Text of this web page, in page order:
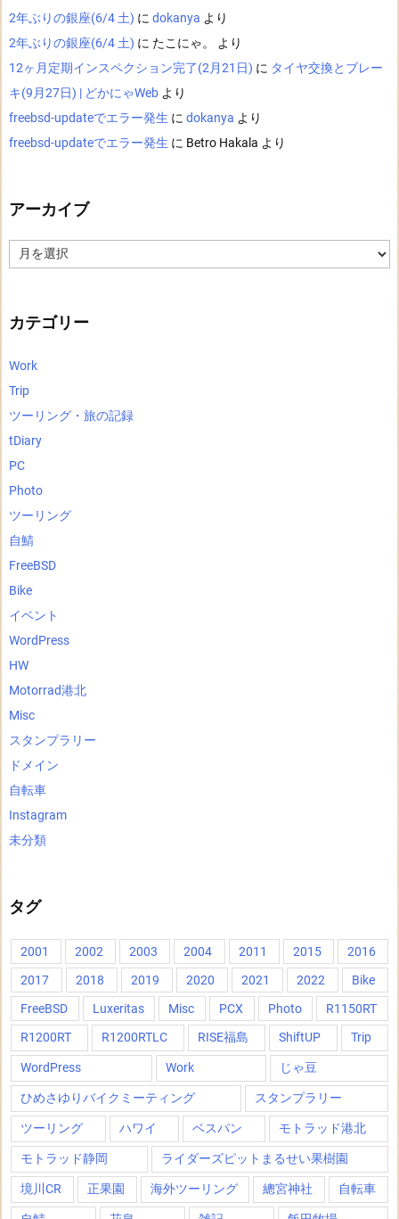
2年ぶりの銀座(6/4 土) に dokanya より
2年ぶりの銀座(6/4 土) に たこにゃ。
より
12ヶ月定期インスペクション完了(2月21日) に タイヤ交換とブレー
キ(9月27日) | どかにゃWeb より
freebsd-updateでエラー発生 に dokanya より
freebsd-updateでエラー発生 に Betro Hakala より
アーカイブ
ー
カテゴリー
Work
Trip
ツーリング・旅の記録
tDiary
PC
Photo
ツーリング
自鯖
FreeBSD
Bike
イベント
WordPress
HW
Motorrad港北
Misc
スタンプラリー
ドメイン
自転車
Instagram
未分類
タグ
2001 2002 2003 2004 2011 2015
2016
2017
2018 2019 2020 2021 2022
Bike
FreeBSD
Luxeritas Misc PCX Photo
R1150RT
R1200RT
R1200RTLC RISE福島 ShiftUP Trip
WordPress Work じゃ豆
ひめさゆりバイクミーティング スタンプラリー
ツーリング ハワイ ベスパン モトラッド港北
モトラッド静岡 ライダーズピットまるせい果樹園
境川CR 正果園 海外ツーリング 總宮神社 自転車